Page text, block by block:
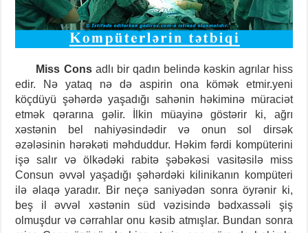
Miss Consadlı bir qadın belində kəskin agrılar hiss
edir. Nə yataq nə də aspirin ona kömək etmir.yeni
köçdüyü şəhərdə yaşadığı sahənin həkiminə müraciət
etmək qərarına gəlir. İlkin müayinə göstərir ki, ağrı
xəstənin bel nahiyəsindədir və onun sol dirsək
əzələsinin hərəkəti məhduddur. Həkim fərdi kompüterini
işə salır və ölkədəki rabitə şəbəkəsi vasitəsilə miss
Consun əvvəl yaşadığı şəhərdəki kilinikanın kompüteri
ilə əlaqə yaradır. Bir neçə saniyədən sonra öyrənir ki,
beş il əvvəl xəstənin süd vəzisində bədxassəli şiş
olmuşdur və cərrahlar onu kəsib atmışlar. Bundan sonra